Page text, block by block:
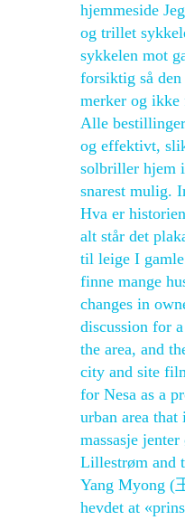
hjemmeside
og trillet
sykkelen mot
forsiktig så
merker og ikke
Alle
og effektivt,
solbriller hjem
snarest mulig.
Hva er
alt står det
til leige I
finne mange
changes in
discussion for
the area, and
city and site
for Nesa as a
urban area
massasje
Lillestrøm and
Yang Myong (
hevdet at